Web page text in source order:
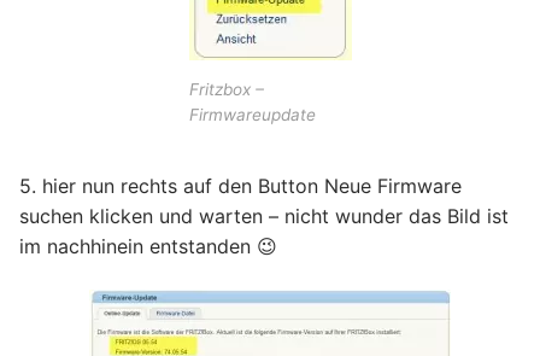
Fritzbox –
Firmwareupdate
5. hier nun rechts auf den Button Neue Firmware
suchen klicken und warten – nicht wunder das Bild ist
im nachhinein entstanden 😉